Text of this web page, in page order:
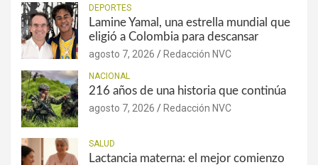
DEPORTES
Lamine Yamal, una estrella mundial que
eligió a Colombia para descansar
agosto 7, 2026 Redacción NVC
NACIONAL
216 años de una historia que continúa
agosto 7, 2026 Redacción NVC
SALUD
Lactancia materna: el mejor comienzo